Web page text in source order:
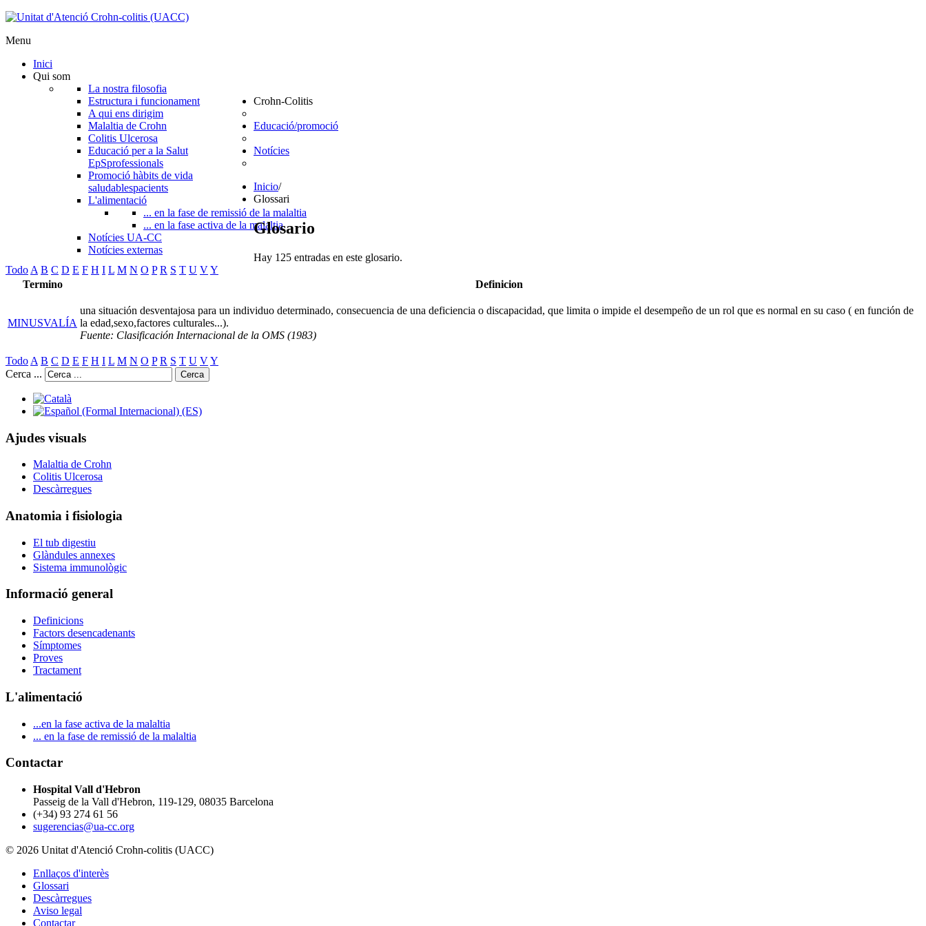
Menu
Inici
Qui som
La nostra filosofia
Estructura i funcionament
A qui ens dirigim
Crohn-Colitis
Malaltia de Crohn
Colitis Ulcerosa
Educació/promoció
Educació per a la Salut
EpSprofessionals
Promoció hàbits de vida
saludablespacients
L'alimentació
... en la fase de remissió de la malaltia
... en la fase activa de la malaltia
Notícies
Notícies UA-CC
Notícies externas
Inicio/
Glossari
Glosario
Hay 125 entradas en este glosario.
Todo A B C D E F H I L M N O P R S T U VY
Termino
Definicion
MINUSVALÍA
una situación desventajosa para un individuo determinado, consecuencia de una deficiencia o discapacidad, que limita o impide el desempeño de un rol que es normal en su caso ( en función de
la edad,sexo,factores culturales...).
Fuente: Clasificación Internacional de la OMS (1983)
Todo A B C D E F H I L M N O P R S T U VY
Cerca ...
Cerca
Ajudes visuals
Malaltia de Crohn
Colitis Ulcerosa
Descàrregues
Anatomia i fisiologia
El tub digestiu
Glàndules annexes
Sistema immunològic
Informació general
Definicions
Factors desencadenants
Símptomes
Proves
Tractament
L'alimentació
...en la fase activa de la malaltia
... en la fase de remissió de la malaltia
Contactar
Hospital Vall d'Hebron
Passeig de la Vall d'Hebron, 119-129, 08035 Barcelona
(+34) 93 274 61 56
sugerencias@ua-cc.org
© 2026 Unitat d'Atenció Crohn-colitis (UACC)
Enllaços d'interès
Glossari
Descàrregues
Aviso legal
Contactar